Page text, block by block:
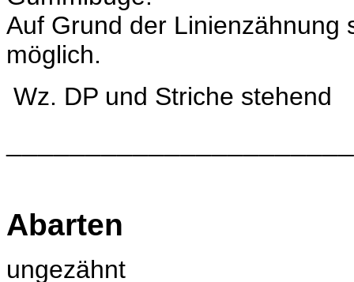
Auf Grund der Linienzähnung
möglich.
Wz. DP und Striche stehend
Abarten
ungezähnt